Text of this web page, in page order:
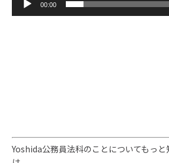
00:00
Yoshida公務員法科のことについてもっ